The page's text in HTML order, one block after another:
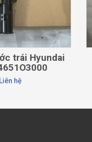
trái Hyundai
hệ